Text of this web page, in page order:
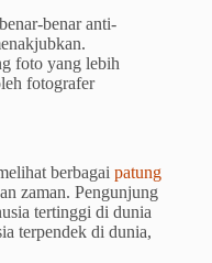
benar anti-
foto yang lebih
fotografer
berbagai patung
zaman. Pengunjung
tertinggi di dunia
terpendek di dunia,